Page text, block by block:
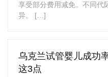
享受部分费用减免。不同代
异。 […]
乌克兰试管婴儿成功
这3点